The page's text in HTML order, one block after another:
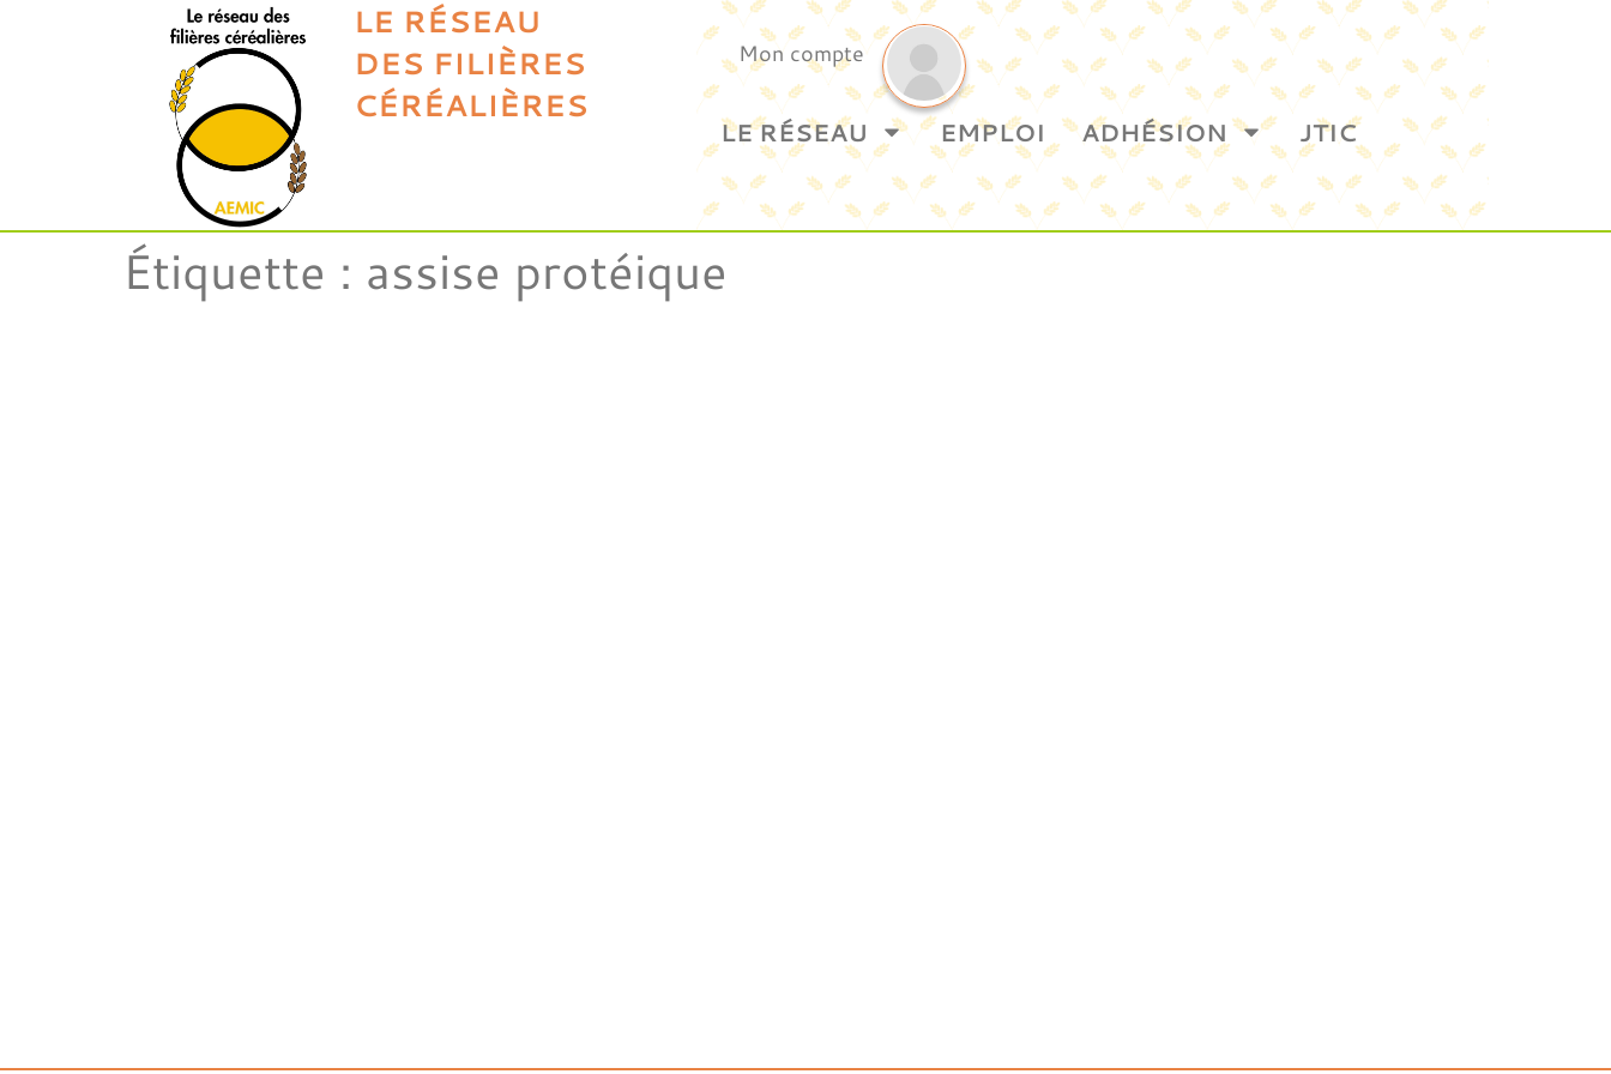
LE RÉSEAU
DES FILIÈRES
CÉRÉALIÈRES
Mon compte
LE RÉSEAU EMPLOI ADHÉSION JTIC
Étiquette : assise protéique